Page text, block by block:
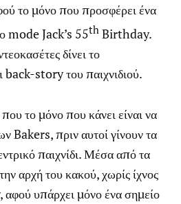
το μόνο που προσφέρει ένα
mode Jack’s 55th Birthday.
δίνει το
back-story του παιχνιδιού.
το μόνο που κάνει είναι να
Bakers, πριν αυτοί γίνουν τα
παιχνίδι. Μέσα από τα
αρχή του κακού, χωρίς ίχνος
υπάρχει μόνο ένα σημείο